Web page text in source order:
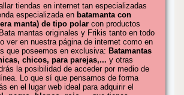
tiendas en internet tan especializadas
especializada en batamanta con
manta) de tipo polar con productos
mantas originales y Frikis tanto en todo
ver en nuestra página de internet como en
que poseemos en exclusiva: Batamantas
chicos, para parejas,... y otras
la posibilidad de acceder por medio de
Lo que sí que pensamos de forma
en el lugar web ideal para adquirir el